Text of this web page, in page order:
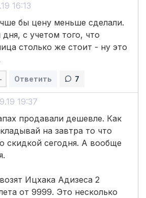
16:13
бы цену меньше сделали.
с учетом того, что
столько же стоит - ну это
Ответить 7
19:37
продавали дешевле. Как
на завтра то что
скидкой сегодня. А вообще
Ицхака Адизеса 2
от 9999. Это несколько